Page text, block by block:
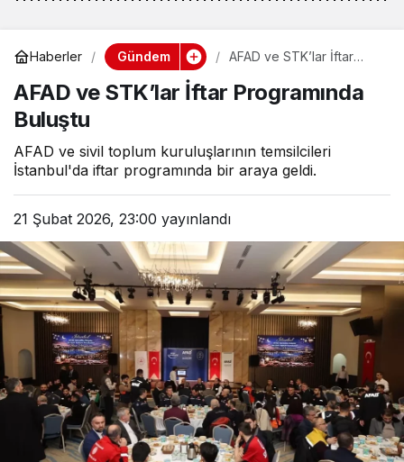
Haberler Gündem
AFAD ve STK’lar İftar
AFAD ve STK’lar İftar Programında
Buluştu
AFAD ve sivil toplum kuruluşlarının temsilcileri
İstanbul'da iftar programında bir araya geldi.
21 Şubat 2026, 23:00 yayınlandı